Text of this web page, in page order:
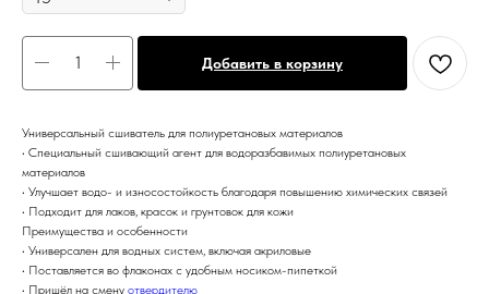
Добавить в корзину
Универсальный сшиватель для полиуретановых материалов
• Специальный сшивающий агент для водоразбавимых полиуретановых
материалов
• Улучшает водо- и износостойкость благодаря повышению химических связей
• Подходит для лаков, красок и грунтовок для кожи
Преимущества и особенности
• Универсален для водных систем, включая акриловые
• Поставляется во флаконах с удобным носиком-пипеткой
• Пришёл на смену отвердителю